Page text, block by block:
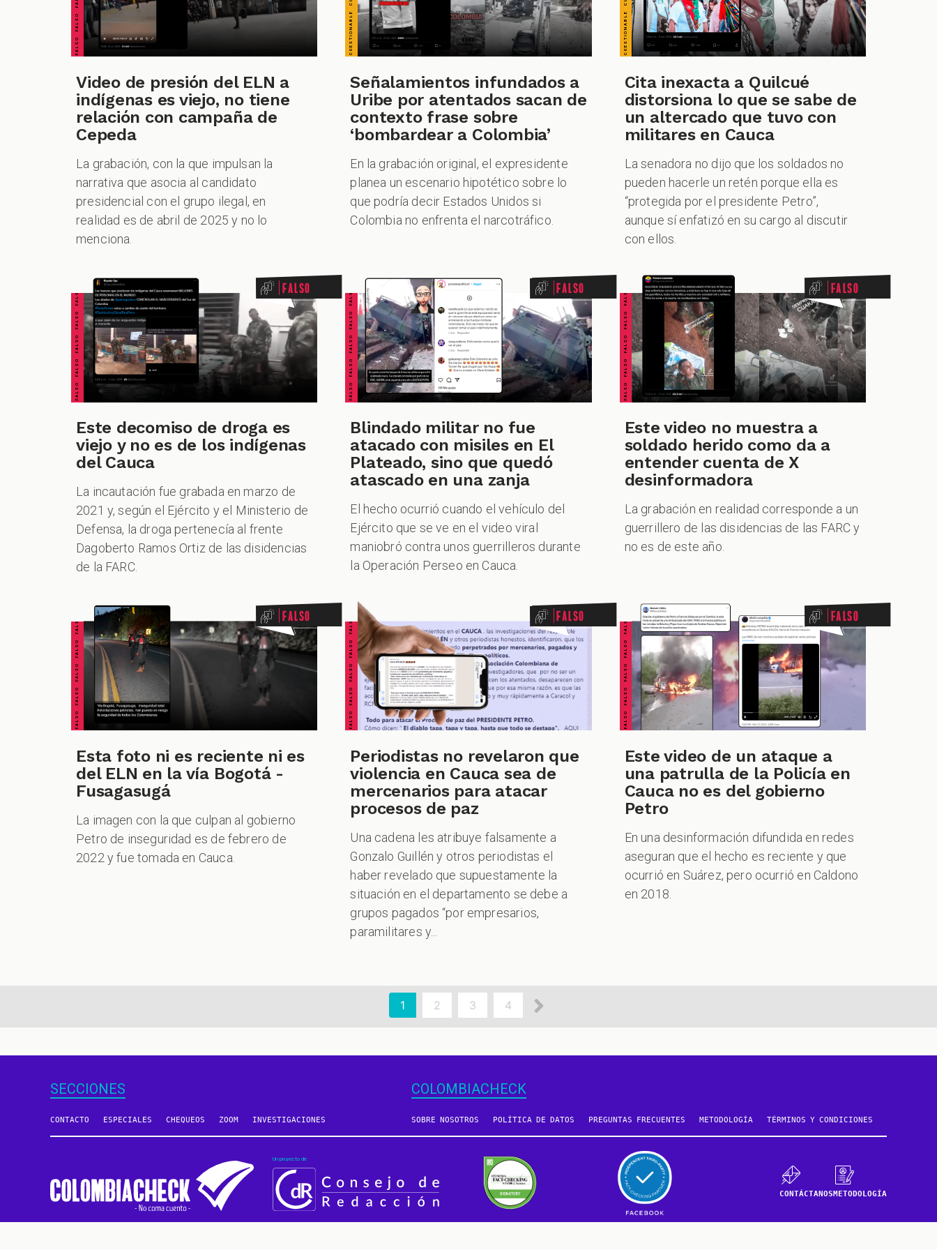
Video de presión del ELN a
indígenas es viejo, no tiene
relación con campaña de
Cepeda
La grabación, con la que impulsan la
narrativa que asocia al candidato
presidencial con el grupo ilegal, en
realidad es de abril de 2025 y no lo
menciona.
Señalamientos infundados a
Uribe por atentados sacan de
contexto frase sobre
‘bombardear a Colombia’
En la grabación original, el expresidente
planea un escenario hipotético sobre lo
que podría decir Estados Unidos si
Colombia no enfrenta el narcotráfico.
Cita inexacta a Quilcué
distorsiona lo que se sabe de
un altercado que tuvo con
militares en Cauca
La senadora no dijo que los soldados no
pueden hacerle un retén porque ella es
“protegida por el presidente Petro”,
aunque sí enfatizó en su cargo al discutir
con ellos.
FALSO FALSO FALSO FALSO FALSO FALSO FALSO Falso
Este decomiso de droga es
viejo y no es de los indígenas
del Cauca
La incautación fue grabada en marzo de
2021 y, según el Ejército y el Ministerio de
Defensa, la droga pertenecía al frente
Dagoberto Ramos Ortiz de las disidencias
de la FARC.
FALSO FALSO FALSO FALSO FALSO FALSO FALSO Falso
Blindado militar no fue
atacado con misiles en El
Plateado, sino que quedó
atascado en una zanja
El hecho ocurrió cuando el vehículo del
Ejército que se ve en el video viral
maniobró contra unos guerrilleros durante
la Operación Perseo en Cauca.
FALSO FALSO FALSO FALSO FALSO FALSO FALSO Falso
Este video no muestra a
soldado herido como da a
entender cuenta de X
desinformadora
La grabación en realidad corresponde a un
guerrillero de las disidencias de las FARC y
no es de este año.
FALSO FALSO FALSO FALSO FALSO FALSO FALSO Falso
Esta foto ni es reciente ni es
del ELN en la vía Bogotá -
Fusagasugá
La imagen con la que culpan al gobierno
Petro de inseguridad es de febrero de
2022 y fue tomada en Cauca.
FALSO FALSO FALSO FALSO FALSO FALSO FALSO Falso
Periodistas no revelaron que
violencia en Cauca sea de
mercenarios para atacar
procesos de paz
Una cadena les atribuye falsamente a
Gonzalo Guillén y otros periodistas el
haber revelado que supuestamente la
situación en el departamento se debe a
grupos pagados “por empresarios,
paramilitares y...
FALSO FALSO FALSO FALSO FALSO FALSO FALSO Falso
Este video de un ataque a
una patrulla de la Policía en
Cauca no es del gobierno
Petro
En una desinformación difundida en redes
aseguran que el hecho es reciente y que
ocurrió en Suárez, pero ocurrió en Caldono
en 2018.
Página
actual
1 Page
2 Page
3 Page
4
Siguiente
SECCIONES
CONTACTO ESPECIALES CHEQUEOS ZOOM INVESTIGACIONES
COLOMBIACHECK
SOBRE NOSOTROS POLÍTICA DE DATOS PREGUNTAS FRECUENTES METODOLOGÍA TÉRMINOS Y CONDICIONES
Un proyecto de
CONTÁCTANOSMETODOLOGÍA